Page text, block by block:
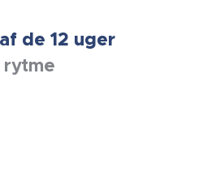
de 12 uger
rytme